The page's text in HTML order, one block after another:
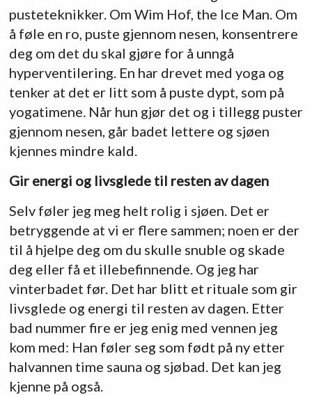
pusteteknikker. Om Wim Hof, the Ice Man. Om
å føle en ro, puste gjennom nesen, konsentrere
deg om det du skal gjøre for å unngå
hyperventilering. En har drevet med yoga og
tenker at det er litt som å puste dypt, som på
yogatimene. Når hun gjør det og i tillegg puster
gjennom nesen, går badet lettere og sjøen
kjennes mindre kald.
Gir energi og livsglede til resten av dagen
Selv føler jeg meg helt rolig i sjøen. Det er
betryggende at vi er flere sammen; noen er der
til å hjelpe deg om du skulle snuble og skade
deg eller få et illebefinnende. Og jeg har
vinterbadet før. Det har blitt et rituale som gir
livsglede og energi til resten av dagen. Etter
bad nummer fire er jeg enig med vennen jeg
kom med: Han føler seg som født på ny etter
halvannen time sauna og sjøbad. Det kan jeg
kjenne på også.